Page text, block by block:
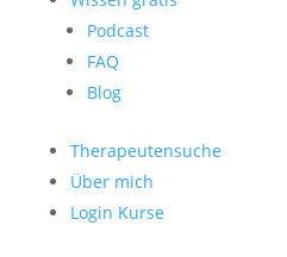
Podcast
FAQ
Blog
Therapeutensuche
Über mich
Login Kurse